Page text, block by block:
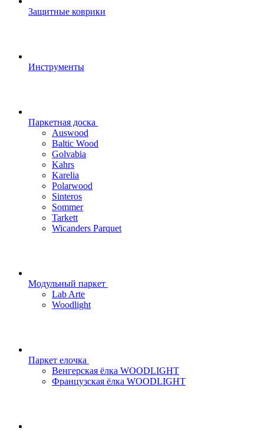
Защитные коврики
Инструменты
Паркетная доска
Auswood
Baltic Wood
Golvabia
Kahrs
Karelia
Polarwood
Sinteros
Sommer
Tarkett
Wicanders Parquet
Модульный паркет
Lab Arte
Woodlight
Паркет елочка
Венгерская ёлка WOODLIGHT
Французская ёлка WOODLIGHT